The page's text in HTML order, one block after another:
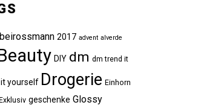
2017 advent alverde
DIY dm dm trend it
yourself Drogerie Einhorn
geschenke Glossy